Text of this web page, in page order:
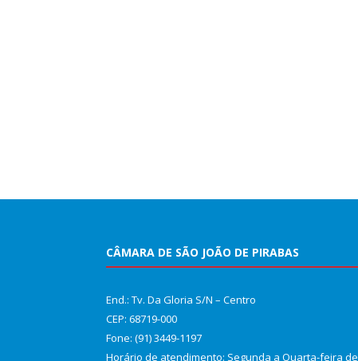
CÂMARA DE SÃO JOÃO DE PIRABAS
End.: Tv. Da Gloria S/N – Centro
CEP: 68719-000
Fone: (91) 3449-1197
Horário de atendimento: Segunda a Quarta-feira de